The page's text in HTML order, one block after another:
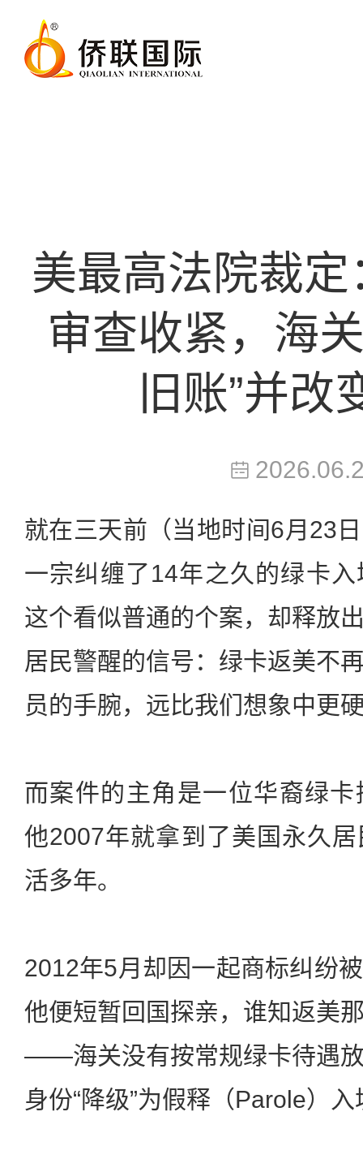
美最高法院裁
审查收紧，海
旧账”并改
就在三天前（当地时间6月23
一宗纠缠了14年之久的绿卡
这个看似普通的个案，却释放
居民警醒的信号：绿卡返美不
员的手腕，远比我们想象中更
而案件的主角是一位华裔绿
他2007年就拿到了美国永久
活多年。
2012年5月却因一起商标纠纷
他便短暂回国探亲，谁知返美
——海关没有按常规绿卡待遇
身份“降级”为假释（Parole）入